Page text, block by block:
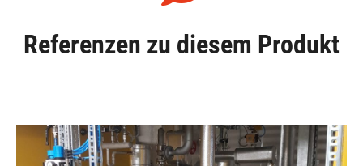
Referenzen zu diesem Produkt